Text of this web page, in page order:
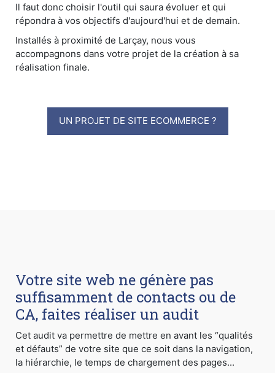
Il faut donc choisir l'outil qui saura évoluer et qui
répondra à vos objectifs d'aujourd'hui et de demain.
Installés à proximité de Larçay, nous vous
accompagnons dans votre projet de la création à sa
réalisation finale.
UN PROJET DE SITE ECOMMERCE ?
Votre site web ne génère pas
suffisamment de contacts ou de
CA, faites réaliser un audit
Cet audit va permettre de mettre en avant les “qualités
et défauts” de votre site que ce soit dans la navigation,
la hiérarchie, le temps de chargement des pages...